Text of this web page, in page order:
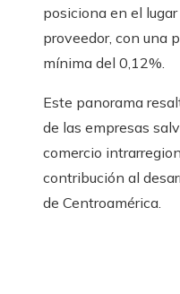
posiciona en el
proveedor, con una
mínima del 0,12%.
Este panorama
de las empresas
comercio
contribución al
de Centroamérica.